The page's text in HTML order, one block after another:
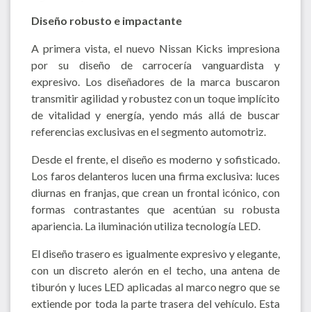
Diseño robusto e impactante
A primera vista, el nuevo Nissan Kicks impresiona
por su diseño de carrocería vanguardista y
expresivo. Los diseñadores de la marca buscaron
transmitir agilidad y robustez con un toque implícito
de vitalidad y energía, yendo más allá de buscar
referencias exclusivas en el segmento automotriz.
Desde el frente, el diseño es moderno y sofisticado.
Los faros delanteros lucen una firma exclusiva: luces
diurnas en franjas, que crean un frontal icónico, con
formas contrastantes que acentúan su robusta
apariencia. La iluminación utiliza tecnología LED.
El diseño trasero es igualmente expresivo y elegante,
con un discreto alerón en el techo, una antena de
tiburón y luces LED aplicadas al marco negro que se
extiende por toda la parte trasera del vehículo. Esta